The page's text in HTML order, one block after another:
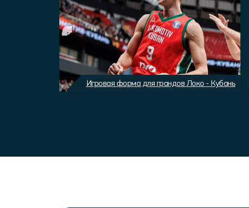
Игровая форма для грандов Локо - Кубань